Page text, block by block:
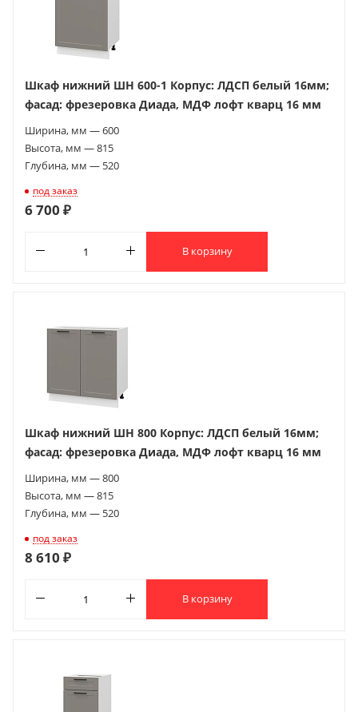
Шкаф нижний ШН 600-1 Корпус: ЛДСП белый 16мм;
фасад: фрезеровка Диада, МДФ лофт кварц 16 мм
Ширина, мм — 600
Высота, мм — 815
Глубина, мм — 520
под заказ
6 700 ₽
В корзину
Шкаф нижний ШН 800 Корпус: ЛДСП белый 16мм;
фасад: фрезеровка Диада, МДФ лофт кварц 16 мм
Ширина, мм — 800
Высота, мм — 815
Глубина, мм — 520
под заказ
8 610 ₽
В корзину